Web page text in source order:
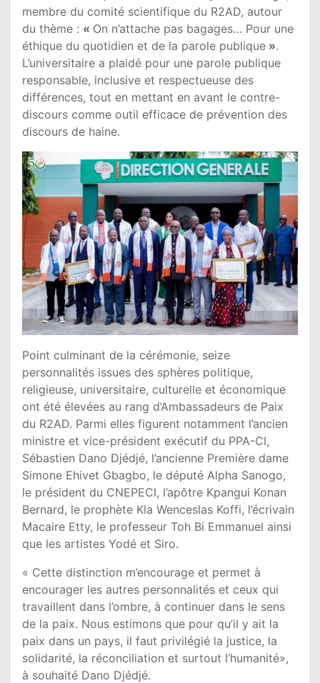
membre du comité scientifique du R2AD, autour
du thème : « On n’attache pas bagages… Pour une
éthique du quotidien et de la parole publique ».
L’universitaire a plaidé pour une parole publique
responsable, inclusive et respectueuse des
différences, tout en mettant en avant le contre-
discours comme outil efficace de prévention des
discours de haine.
Point culminant de la cérémonie, seize
personnalités issues des sphères politique,
religieuse, universitaire, culturelle et économique
ont été élevées au rang d’Ambassadeurs de Paix
du R2AD. Parmi elles figurent notamment l’ancien
ministre et vice-président exécutif du PPA-CI,
Sébastien Dano Djédjé, l’ancienne Première dame
Simone Ehivet Gbagbo, le député Alpha Sanogo,
le président du CNEPECI, l’apôtre Kpangui Konan
Bernard, le prophète Kla Wenceslas Koffi, l’écrivain
Macaire Etty, le professeur Toh Bi Emmanuel ainsi
que les artistes Yodé et Siro.
« Cette distinction m’encourage et permet à
encourager les autres personnalités et ceux qui
travaillent dans l’ombre, à continuer dans le sens
de la paix. Nous estimons que pour qu’il y ait la
paix dans un pays, il faut privilégié la justice, la
solidarité, la réconciliation et surtout l’humanité»,
à souhaité Dano Djédjé.